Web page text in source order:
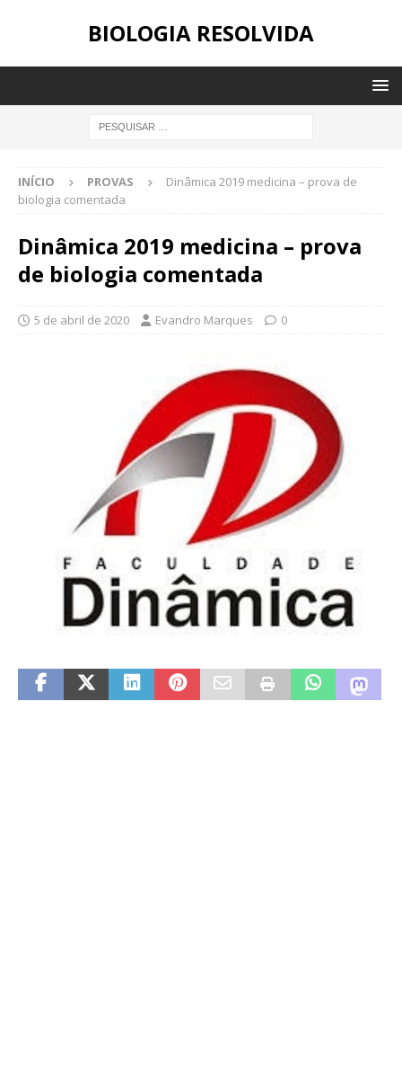
BIOLOGIA RESOLVIDA
INÍCIO PROVAS
Dinâmica 2019 medicina – prova de
biologia comentada
Dinâmica 2019 medicina – prova
de biologia comentada
5 de abril de 2020 Evandro Marques 0